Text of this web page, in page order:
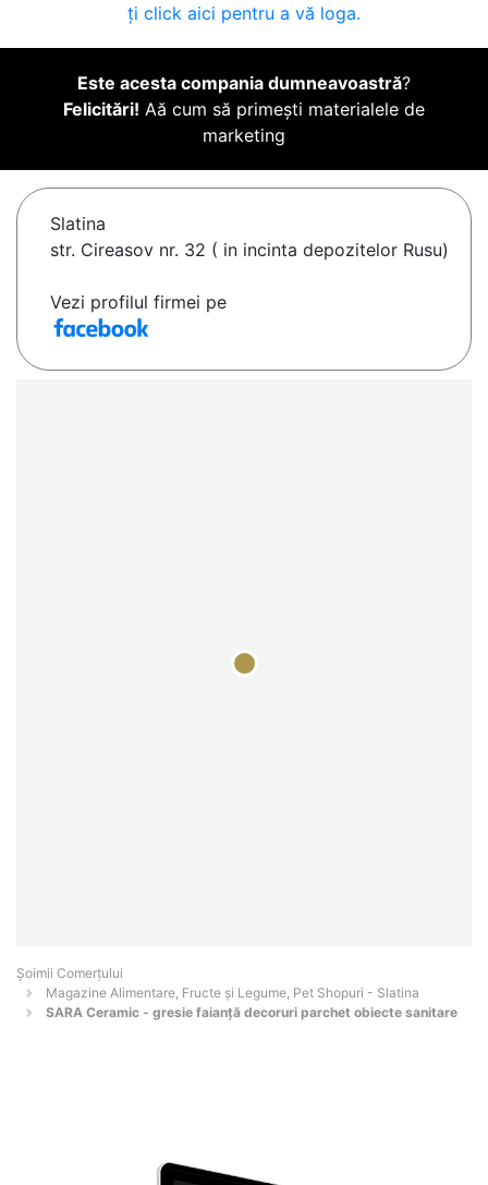
ți click aici pentru a vă loga.
Este acesta compania dumneavoastră?
Felicitări! Aă cum să primești materialele de
marketing
Slatina
str. Cireasov nr. 32 ( in incinta depozitelor Rusu)
Vezi profilul firmei pe
Șoimii Comerțului
Magazine Alimentare, Fructe și Legume, Pet Shopuri - Slatina
SARA Ceramic - gresie faianță decoruri parchet obiecte sanitare